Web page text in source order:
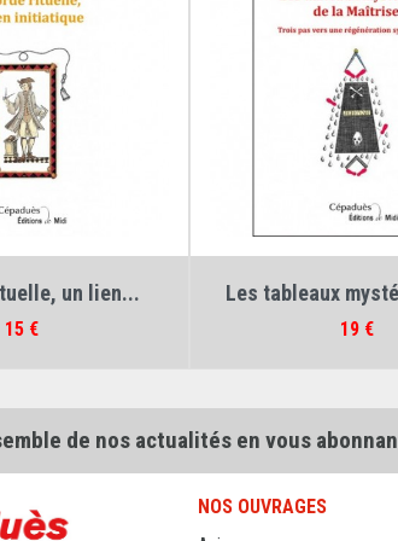
de...
Prix
12 €
L'Épreuve de la
Prix
19 €
de nos actualités en vous
NOS OUVRAGES